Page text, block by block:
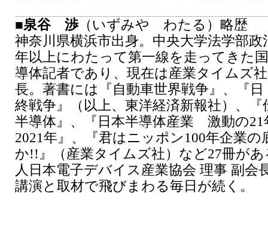
■泉谷 渉（いずみや わたる）略歴
神奈川県横浜市出身。中央大学法学部政
年以上にわたって第一線を走ってきた
導体記者であり、現在は産業タイムズ
長。著書には『自動車世界戦争』、『
終戦争』（以上、東洋経済新報社）、
半導体』、『日本半導体産業 激動の
2021年』、『君はニッポン100年企業の
か!!』（産業タイムズ社）など27冊が
人日本電子デバイス産業協会 理事 副会
講演と取材で飛びまわる毎日が続く。